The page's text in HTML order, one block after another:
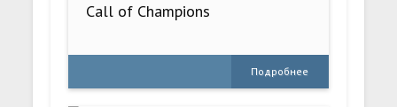
Call of Champions
Подробнее